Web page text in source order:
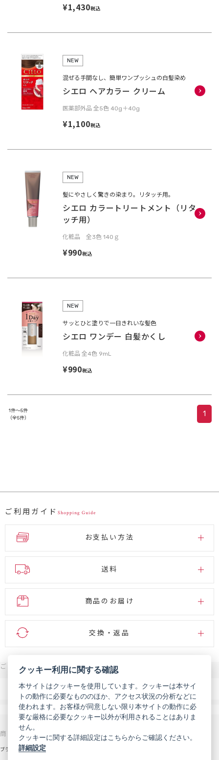
¥1,430税込
NEW
混ぜる手間なし、簡単ワンプッシュの白髪染め
シエロ ヘアカラー クリーム
医薬部外品 全5色 40g＋40g
¥1,100税込
NEW
髪にやさしく驚きの染まり。リタッチ用。
シエロ カラートリートメント（リタ
ッチ用）
化粧品 全3色 140ｇ
¥990税込
NEW
サッとひと塗りで一日きれいな髪色
シエロ ワンデー 白髪かくし
化粧品 全4色 9mL
¥990税込
1件～5件
（全5件）
1
ご利用ガイド Shopping Guide
お支払い方法
送料
商品のお届け
交換・返品
ご注文・お問い合わせはこちら
電話 0120-007-444
受付時間 9:00～18:00（年末年始などを除く）
メール お問い合わせフォーム
商品を探す
ブランドから探す
サポート
クッキー利用に関する確認
本サイトはクッキーを使用しています。クッキーは本サイ
トの動作に必要なもののほか、アクセス状況の分析などに
使われます。お客様が同意しない限り本サイトの動作に必
要な厳格に必要なクッキー以外が利用されることはありま
せん。
クッキーに関する詳細設定はこちらからご確認ください。
詳細設定